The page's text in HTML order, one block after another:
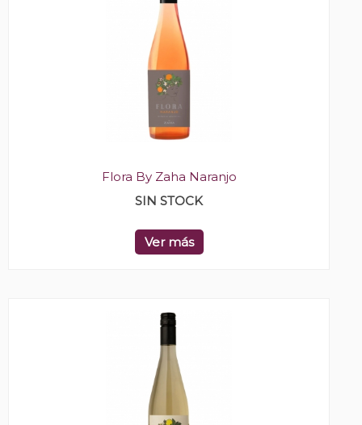
Flora By Zaha Naranjo
SIN STOCK
Ver más